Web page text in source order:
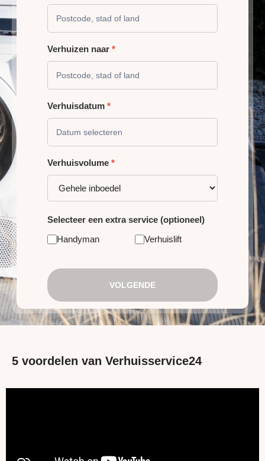
PLANNEN
Verhuizen naar *
Verhuisdatum *
Verhuisvolume *
Selecteer een extra service (optioneel)
Handyman
Verhuislift
VOLGENDE
5 voordelen van Verhuisservice24